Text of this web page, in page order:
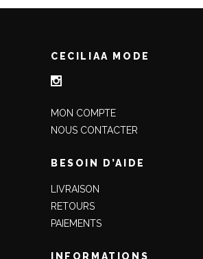
CECILIAA MODE
MON COMPTE
NOUS CONTACTER
BESOIN D’AIDE
LIVRAISON
RETOURS
PAIEMENTS
INFORMATIONS